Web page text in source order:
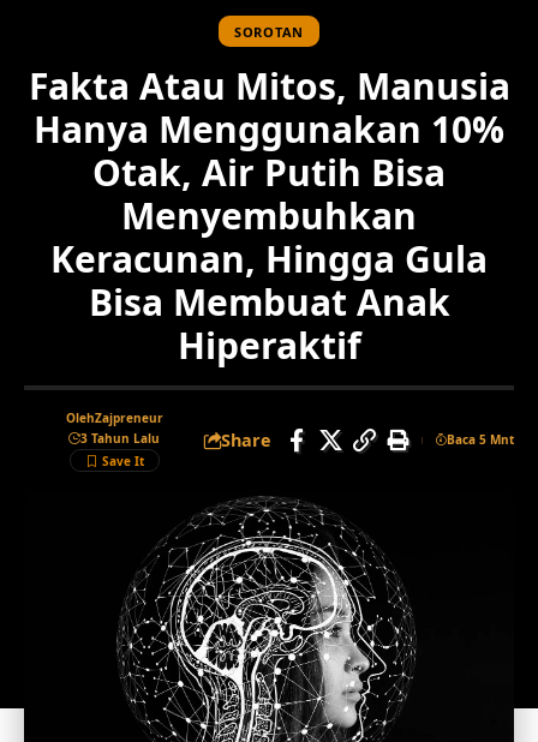
SOROTAN
Fakta Atau Mitos, Manusia
Hanya Menggunakan 10%
Otak, Air Putih Bisa
Menyembuhkan
Keracunan, Hingga Gula
Bisa Membuat Anak
Hiperaktif
OlehZajpreneur
3 Tahun Lalu
Share Baca 5 Mnt